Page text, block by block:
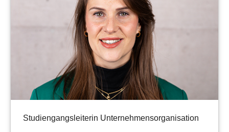
Studiengangsleiterin Unternehmensorganisation